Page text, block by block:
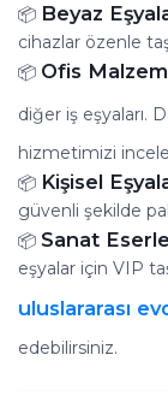
📦 Beyaz
cihazlar özenle
📦 Ofis
diğer iş eşyaları.
hizmetimizi
📦 Kişisel
güvenli şekilde
📦 Sanat
eşyalar için VIP
uluslararası
edebilirsiniz.